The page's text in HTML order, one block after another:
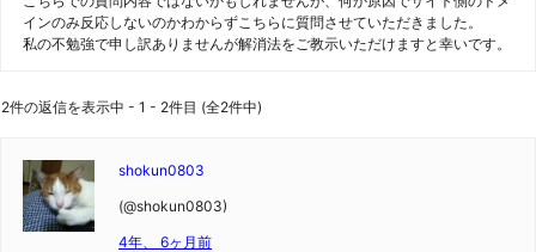
インのみ反応しないのかわからずこちらに質問させていただきました。
私の不勉強で申し訳ありませんが解消法をご教示いただけますと幸いです。
2件の返信を表示中 - 1 - 2件目 (全2件中)
shokun0803
(@shokun0803)
4年、 6ヶ月前